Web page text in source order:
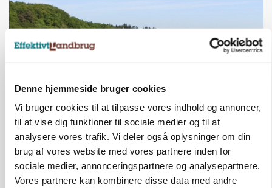
Denne hjemmeside bruger cookies
Vi bruger cookies til at tilpasse vores indhold og annoncer,
til at vise dig funktioner til sociale medier og til at
analysere vores trafik. Vi deler også oplysninger om din
brug af vores website med vores partnere inden for
sociale medier, annonceringspartnere og analysepartnere.
Vores partnere kan kombinere disse data med andre
KVÆG
Snart kan man søge tilskud til naturprojekter
Annonce